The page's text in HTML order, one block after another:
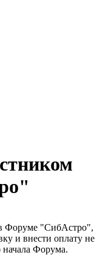
Форуме "СибАстро",
и внести оплату не
начала Форума.